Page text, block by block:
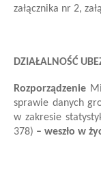
załącznika nr 2,
DZIAŁALNOŚĆ
Rozporządzenie
sprawie danych
w zakresie
378) – weszło w